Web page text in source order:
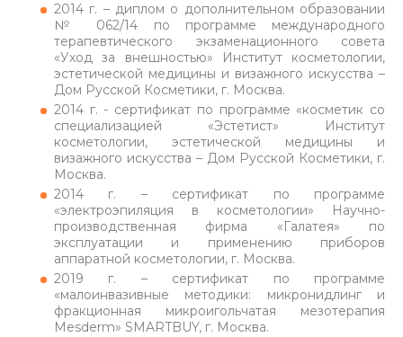
2014 г. – диплом о дополнительном образовании
№ 062/14 по программе международного
терапевтического экзаменационного совета
«Уход за внешностью» Институт косметологии,
эстетической медицины и визажного искусства –
Дом Русской Косметики, г. Москва.
2014 г. - сертификат по программе «косметик со
специализацией «Эстетист» Институт
косметологии, эстетической медицины и
визажного искусства – Дом Русской Косметики, г.
Москва.
2014 г. – сертификат по программе
«электроэпиляция в косметологии» Научно-
производственная фирма «Галатея» по
эксплуатации и применению приборов
аппаратной косметологии, г. Москва.
2019 г. – сертификат по программе
«малоинвазивные методики: микронидлинг и
фракционная микроигольчатая мезотерапия
Mesderm» SMARTBUY, г. Москва.